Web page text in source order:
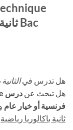
هل تدرس في
هل تبحث عن درس Dessin technique
فرنسية أو خيار عام
ثانية باكالوريا رياضية